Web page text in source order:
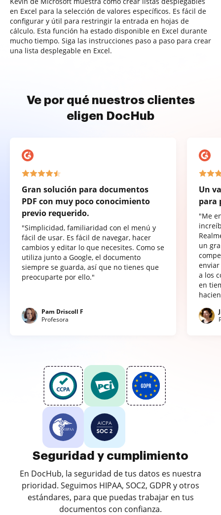
en Excel para la selección de valores específicos. Es fácil de
configurar y útil para restringir la entrada en hojas de
cálculo. Esta función ha estado disponible en Excel durante
mucho tiempo. Siga las instrucciones paso a paso para crear
una lista desplegable en Excel.
Ve por qué nuestros clientes
eligen DocHub
Gran solución para documentos
PDF con muy poco conocimiento
previo requerido.
"Simplicidad, familiaridad con el menú y
fácil de usar. Es fácil de navegar, hacer
cambios y editar lo que necesites. Como se
utiliza junto a Google, el documento
siempre se guarda, así que no tienes que
preocuparte por ello."
Pam Driscoll F
Profesora
Un
para
"Me
un
a los
en
Seguridad y cumplimiento
En DocHub, la seguridad de tus datos es nuestra
prioridad. Seguimos HIPAA, SOC2, GDPR y otros
estándares, para que puedas trabajar en tus
documentos con confianza.